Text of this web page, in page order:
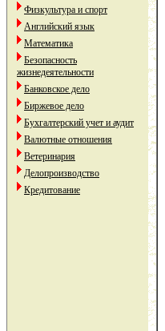
Физкультура и спорт
Английский язык
Математика
Безопасность
жизнедеятельности
Банковское дело
Биржевое дело
Бухгалтерский учет и аудит
Валютные отношения
Ветеринария
Делопроизводство
Кредитование